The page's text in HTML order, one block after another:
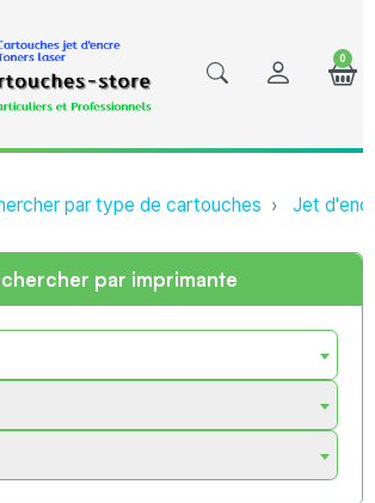
0
par type de cartouches Jet
par imprimante